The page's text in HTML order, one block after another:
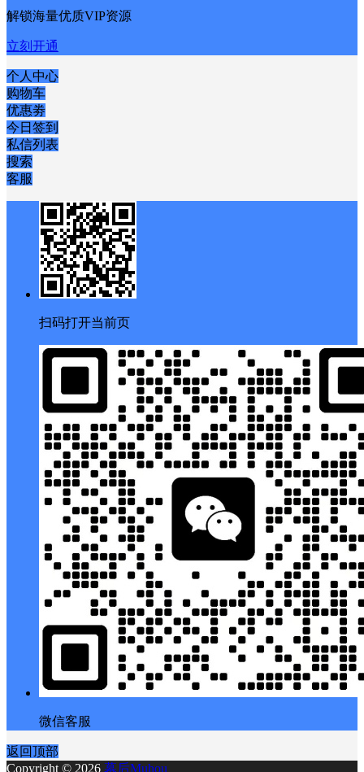
解锁海量优质VIP资源
立刻开通
个人中心
购物车
优惠劵
今日签到
私信列表
搜索
客服
扫码打开当前页
微信客服
返回顶部
Copyright © 2026 幕后Muhou